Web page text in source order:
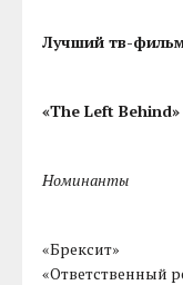
Лучший тв-
«The Left Behind»
Номинанты
«Брексит»
«Ответственный